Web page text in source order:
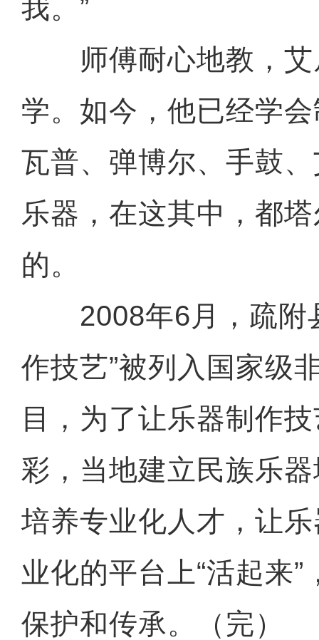
我。”
师傅耐心地教，艾
学。如今，他已经学
瓦普、弹博尔、手鼓
乐器，在这其中，都
的。
2008年6月，疏附
作技艺”被列入国家级
目，为了让乐器制作
彩，当地建立民族乐
培养专业化人才，让
业化的平台上“活起来
保护和传承。（完）
新疆喀什旅游持续“回暖”